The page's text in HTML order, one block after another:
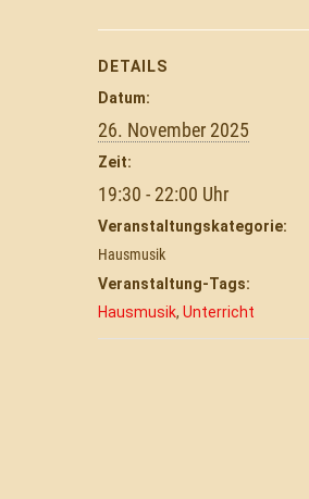
DETAILS
Datum:
26. November 2025
Zeit:
19:30 - 22:00
Veranstaltungskategorie:
Hausmusik
Veranstaltung-Tags:
Hausmusik, Unterricht